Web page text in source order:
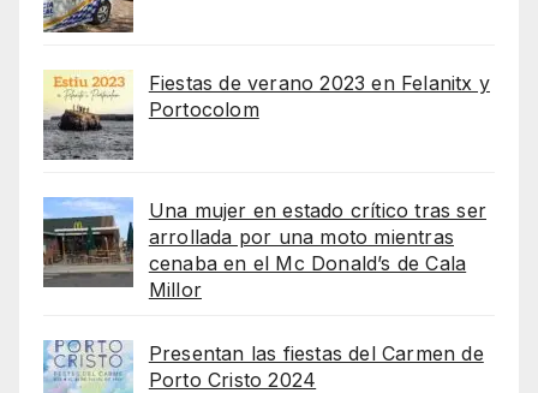
Fiestas de verano 2023 en Felanitx y
Portocolom
Una mujer en estado crítico tras ser
arrollada por una moto mientras
cenaba en el Mc Donald’s de Cala
Millor
Presentan las fiestas del Carmen de
Porto Cristo 2024